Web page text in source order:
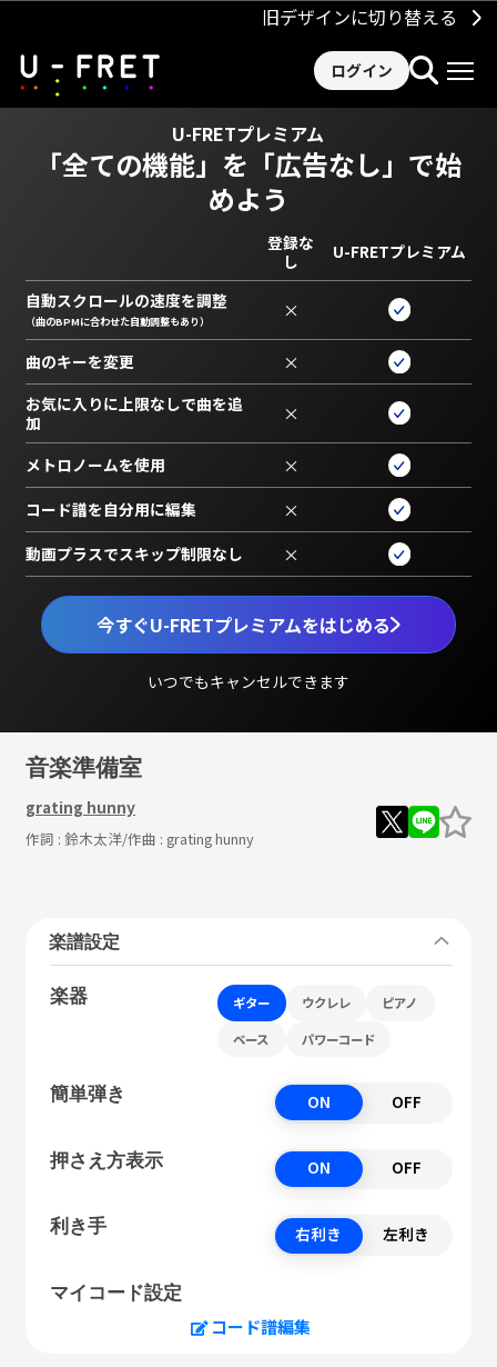
旧デザインに切り替える
ログイン
U-FRETプレミアム
「全ての機能」を 「広告なし」で始
めよう
今すぐU-FRETプレミアムをはじめる
いつでもキャンセルできます
登録な
し
U-FRETプレミアム
自動スクロールの速度を調整
（曲のBPMに合わせた自動調整もあり） ×
曲のキーを変更 ×
お気に入りに上限なしで曲を追
加
×
メトロノームを使用 ×
コード譜を自分用に編集 ×
動画プラスでスキップ制限なし ×
音楽準備室
grating hunny
作詞 : 鈴木太洋/作曲 : grating hunny
楽譜設定
楽器 ギター ウクレレ ピアノ
ベース パワーコード
簡単弾き ON OFF
押さえ方表示 ON OFF
利き手 右利き 左利き
マイコード設定
コード譜編集